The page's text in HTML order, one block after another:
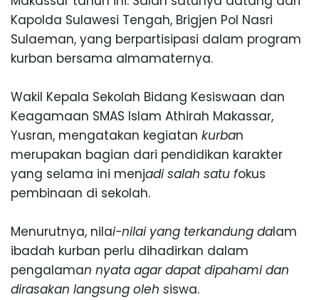
Kapolda Sulawesi Tengah, Brigjen Pol Nasri
Sulaeman, yang berpartisipasi dalam program
kurban bersama almamaternya.
Wakil Kepala Sekolah Bidang Kesiswaan dan
Keagamaan SMAS Islam Athirah Makassar,
Yusran, mengatakan kegiatan kurban
merupakan bagian dari pendidikan karakter
yang selama ini menjadi salah satu fokus
pembinaan di sekolah.
Menurutnya, nilai-nilai yang terkandung dalam
ibadah kurban perlu dihadirkan dalam
pengalaman nyata agar dapat dipahami dan
dirasakan langsung oleh siswa.